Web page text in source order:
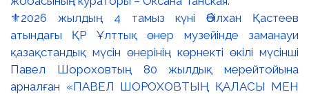
⚜️2026 жылдың 4 тамыз күні Әбілхан Қастеев
атындағы ҚР Ұлттық өнер музейінде заманауи
қазақстандық мүсін өнерінің көрнекті өкілі мүсінші
Павел Шороховтың 80 жылдық мерейтойына
арналған «ПАВЕЛ ШОРОХОВТЫҢ ҚАЛАСЫ МЕН